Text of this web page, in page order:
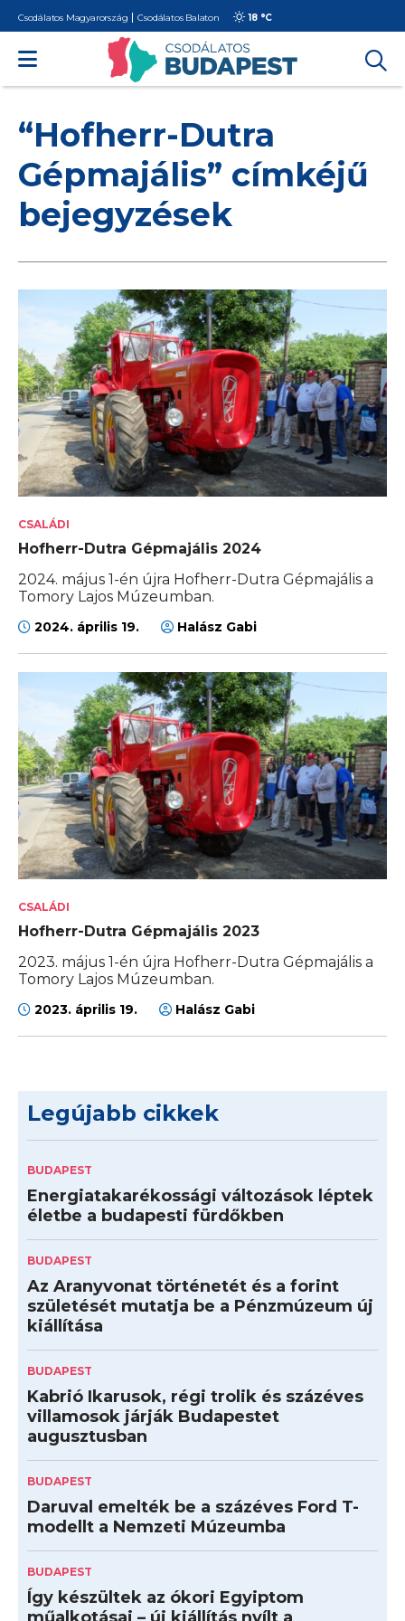
Csodálatos Magyarország Csodálatos Balaton 18 °C
“Hofherr-Dutra
Gépmajális” címkéjű
bejegyzések
CSALÁDI
Hofherr-Dutra Gépmajális 2024
2024. május 1-én újra Hofherr-Dutra Gépmajális a
Tomory Lajos Múzeumban.
2024. április 19. Halász Gabi
CSALÁDI
Hofherr-Dutra Gépmajális 2023
2023. május 1-én újra Hofherr-Dutra Gépmajális a
Tomory Lajos Múzeumban.
2023. április 19. Halász Gabi
Legújabb cikkek
BUDAPEST
Energiatakarékossági változások léptek
életbe a budapesti fürdőkben
BUDAPEST
Az Aranyvonat történetét és a forint
születését mutatja be a Pénzmúzeum új
kiállítása
BUDAPEST
Kabrió Ikarusok, régi trolik és százéves
villamosok járják Budapestet
augusztusban
BUDAPEST
Daruval emelték be a százéves Ford T-
modellt a Nemzeti Múzeumba
BUDAPEST
Így készültek az ókori Egyiptom